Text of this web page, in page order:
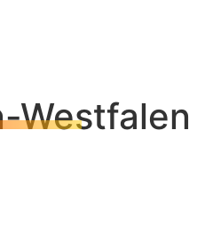
Westfalen